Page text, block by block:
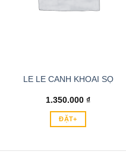
LE LE CANH KHOAI SỌ
1.350.000 ₫
ĐẶT+